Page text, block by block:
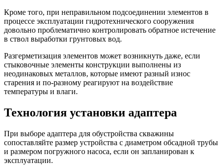
Кроме того, при неправильном подсоединении элементов в
процессе эксплуатации гидротехнического сооружения
довольно проблематично контролировать обратное истечение
в ствол выработки грунтовых вод.
Разгерметизация элементов может возникнуть даже, если
стыковочные элементы конструкции выполнены из
неодинаковых металлов, которые имеют разный износ
старения и по-разному реагируют на воздействие
температуры и влаги.
Технология установки адаптера
При выборе адаптера для обустройства скважины
сопоставляйте размер устройства с диаметром обсадной трубы
и размером погружного насоса, если он запланирован к
эксплуатации.